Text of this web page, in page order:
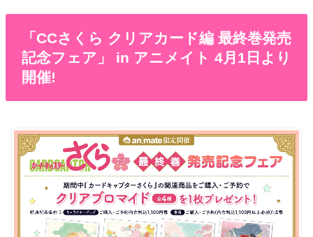
「CCさくら クリアカード編 最終巻発売
記念フェア」 in アニメイト 4月1日より
開催!